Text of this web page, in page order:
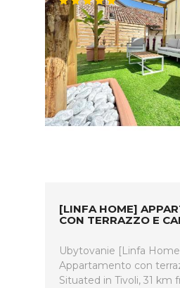
[LINFA HOME]
CON TERRAZZO E
Ubytovanie [Linfa
Appartamento con
Situated in Tivoli, 31 km